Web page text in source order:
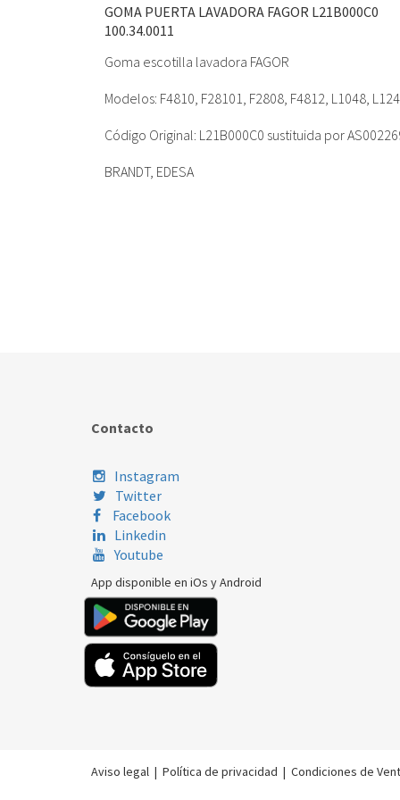
GOMA PUERTA LAVADORA FAGOR L21B000C0
100.34.0011
Goma escotilla lavadora FAGOR
Modelos: F4810, F28101, F2808, F4812, L1048,
Código Original: L21B000C0 sustituida por
BRANDT, EDESA
Contacto
Instagram
Twitter
Facebook
Linkedin
Youtube
App disponible en iOs y Android
Aviso legal | Política de privacidad | Condiciones de